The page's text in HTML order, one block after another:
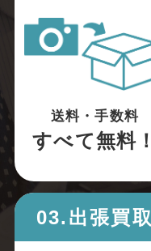
送料・手数料
すべて無料！
03.出張買取